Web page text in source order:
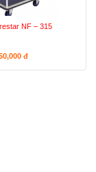
NF – 315
đ